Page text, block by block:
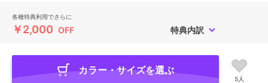
各種特典利用でさらに
￥2,000 OFF 特典内訳
カラー・サイズを選ぶ
5人